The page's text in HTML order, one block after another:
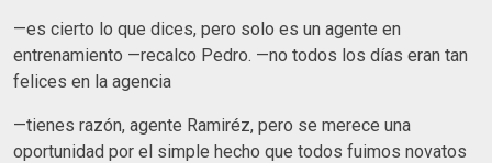
—es cierto lo que dices, pero solo es un agente en
entrenamiento —recalco Pedro. —no todos los días eran tan
felices en la agencia
—tienes razón, agente Ramiréz, pero se merece una
oportunidad por el simple hecho que todos fuimos novatos